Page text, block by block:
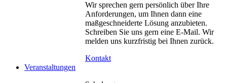
Wir sprechen gern persönlich über Ihre
Anforderungen, um Ihnen dann eine
maßgeschneiderte Lösung anzubieten.
Schreiben Sie uns gern eine E-Mail. Wir
melden uns kurzfristig bei Ihnen zurück.
Kontakt
Veranstaltungen